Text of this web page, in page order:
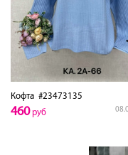
Кофта #23473135
460руб